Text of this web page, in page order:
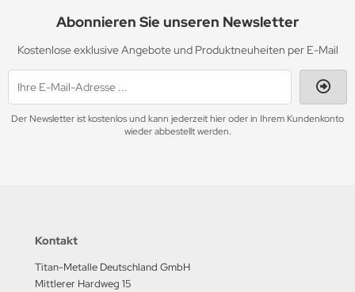
Abonnieren Sie unseren Newsletter
Kostenlose exklusive Angebote und Produktneuheiten per E-Mail
Der Newsletter ist kostenlos und kann jederzeit hier oder in Ihrem Kundenkonto
wieder abbestellt werden.
Kontakt
Titan-Metalle Deutschland GmbH
Mittlerer Hardweg 15